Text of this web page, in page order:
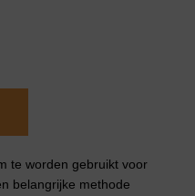
te worden gebruikt voor
belangrijke methode